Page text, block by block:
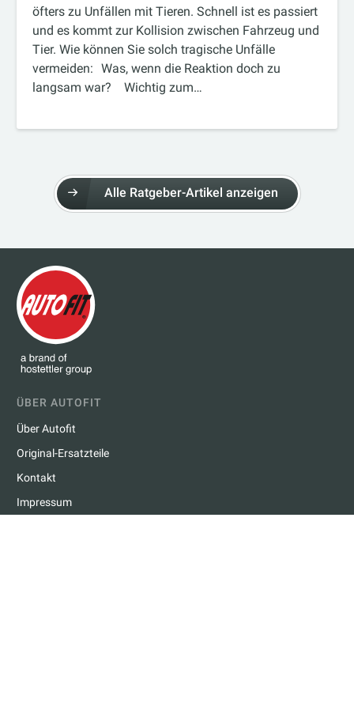
öfters zu Unfällen mit Tieren. Schnell ist es passiert
und es kommt zur Kollision zwischen Fahrzeug und
Tier. Wie können Sie solch tragische Unfälle
vermeiden: Was, wenn die Reaktion doch zu
langsam war? Wichtig zum…
Alle Ratgeber-Artikel anzeigen
ÜBER AUTOFIT
Über Autofit
Original-Ersatzteile
Kontakt
Impressum